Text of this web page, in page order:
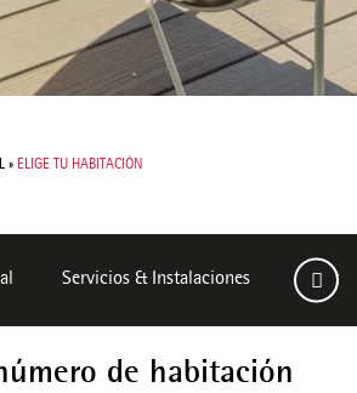
» ELIGE TU HABITACIÓN
Servicios & Instalaciones
de habitación